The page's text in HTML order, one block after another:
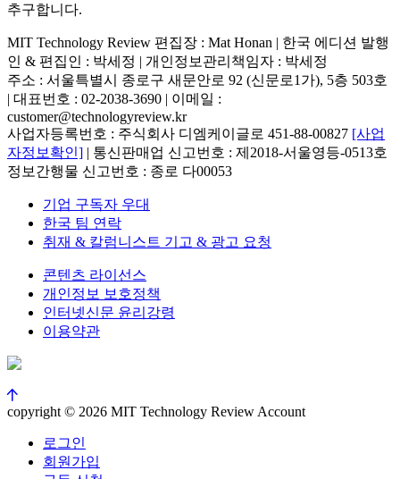
추구합니다.
MIT Technology Review 편집장 : Mat Honan | 한국 에디션 발행
인 & 편집인 : 박세정 | 개인정보관리책임자 : 박세정
주소 : 서울특별시 종로구 새문안로 92 (신문로1가), 5층 503호
| 대표번호 : 02-2038-3690 | 이메일 :
customer@technologyreview.kr
사업자등록번호 : 주식회사 디엠케이글로 451-88-00827 [사업
자정보확인] | 통신판매업 신고번호 : 제2018-서울영등-0513호
정보간행물 신고번호 : 종로 다00053
기업 구독자 우대
한국 팀 연락
취재 & 칼럼니스트 기고 & 광고 요청
콘텐츠 라이선스
개인정보 보호정책
인터넷신문 윤리강령
이용약관
copyright © 2026 MIT Technology Review Account
로그인
회원가입